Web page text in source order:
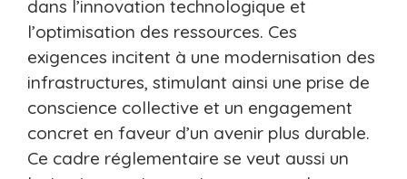
dans l’innovation technologique et
l’optimisation des ressources. Ces
exigences incitent à une modernisation des
infrastructures, stimulant ainsi une prise de
conscience collective et un engagement
concret en faveur d’un avenir plus durable.
Ce cadre réglementaire se veut aussi un